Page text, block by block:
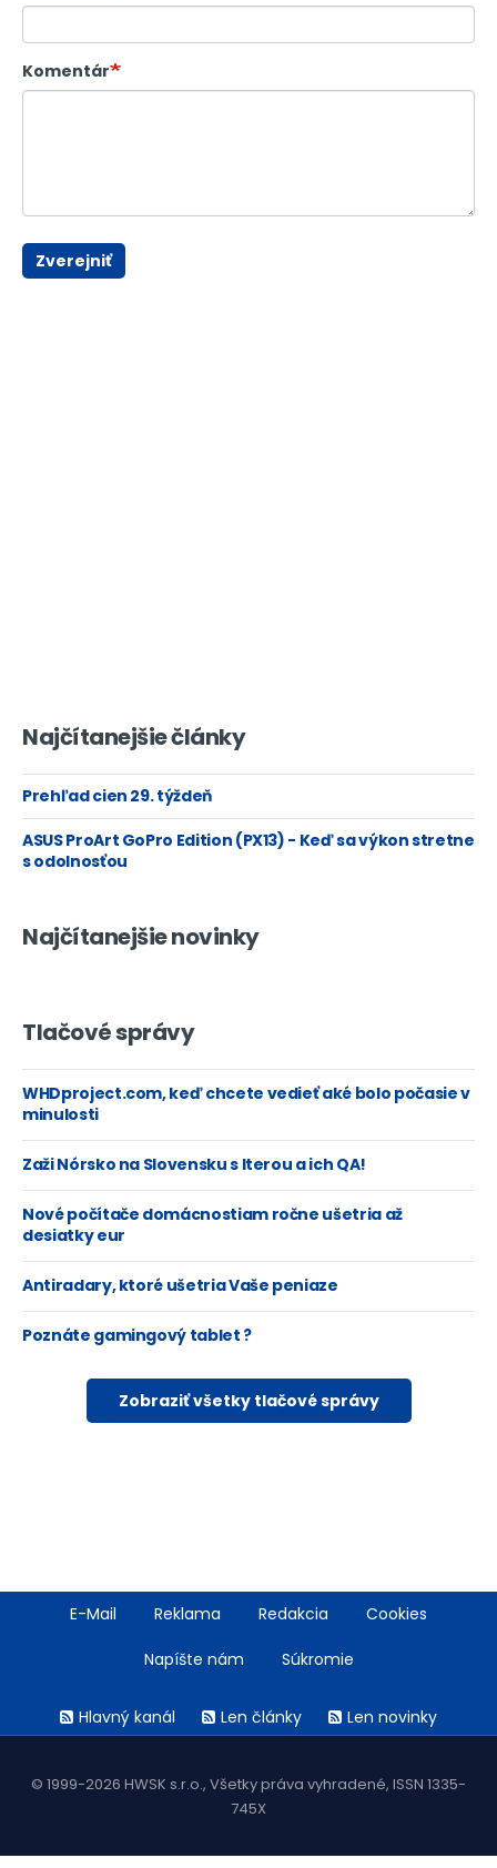
Komentár
Zverejniť
Najčítanejšie články
Prehľad cien 29. týždeň
ASUS ProArt GoPro Edition (PX13) - Keď sa výkon stretne
s odolnosťou
Najčítanejšie novinky
Tlačové správy
WHDproject.com, keď chcete vedieť aké bolo počasie v
minulosti
Zaži Nórsko na Slovensku s Iterou a ich QA!
Nové počítače domácnostiam ročne ušetria až
desiatky eur
Antiradary, ktoré ušetria Vaše peniaze
Poznáte gamingový tablet ?
Zobraziť všetky tlačové správy
FooterE-Mail Reklama Redakcia Cookies
Napíšte nám Súkromie
menuHlavný kanál Len články Len novinky
© 1999-2026 HWSK s.r.o., Všetky práva vyhradené, ISSN 1335-
745X